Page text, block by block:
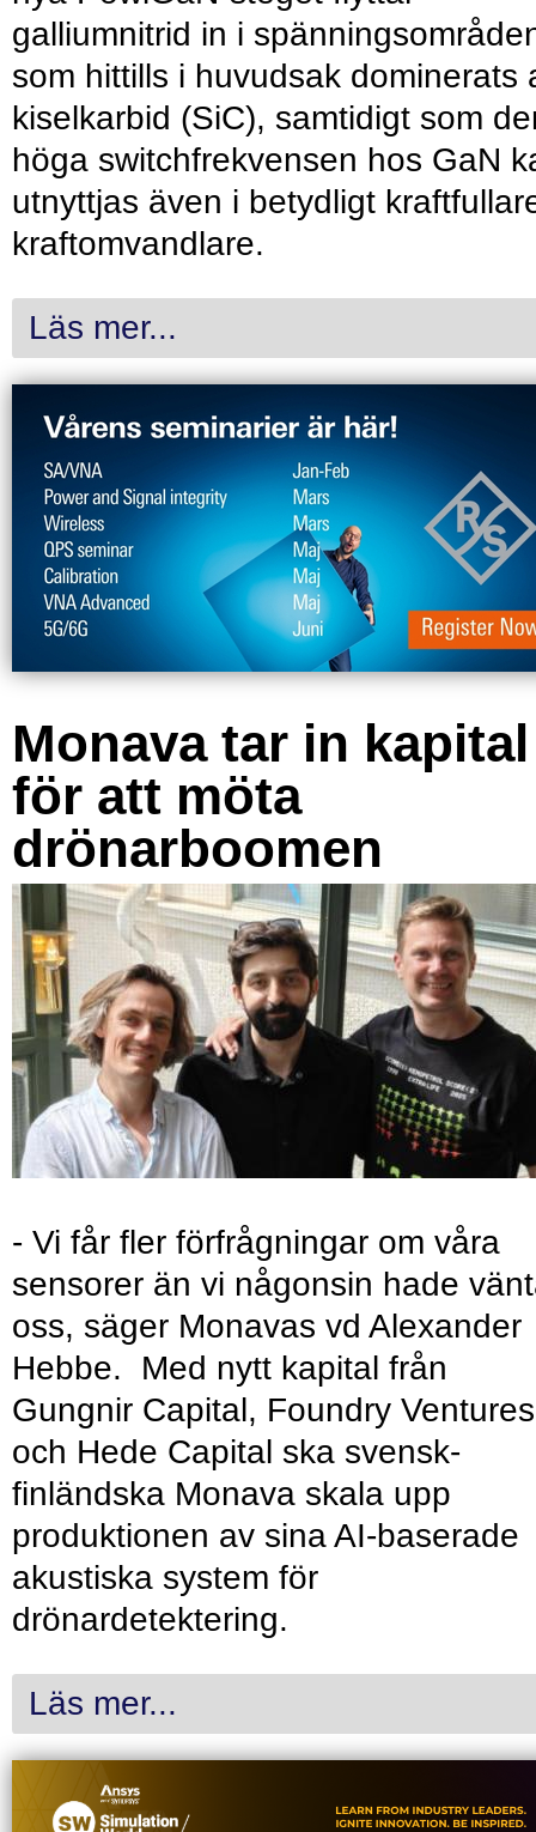
galliumnitrid in i
som hittills i huvudsak dominerats
kiselkarbid (SiC), samtidigt som
höga switchfrekvensen hos GaN
utnyttjas även i betydligt
kraftomvandlare.
Läs mer...
Monava tar in kapital
för att möta
drönarboomen
- Vi får fler förfrågningar om våra
sensorer än vi någonsin hade
oss, säger Monavas vd Alexander
Hebbe. Med nytt kapital från
Gungnir Capital, Foundry Ventures
och Hede Capital ska svensk-
finländska Monava skala upp
produktionen av sina AI-baserade
akustiska system för
drönardetektering.
Läs mer...